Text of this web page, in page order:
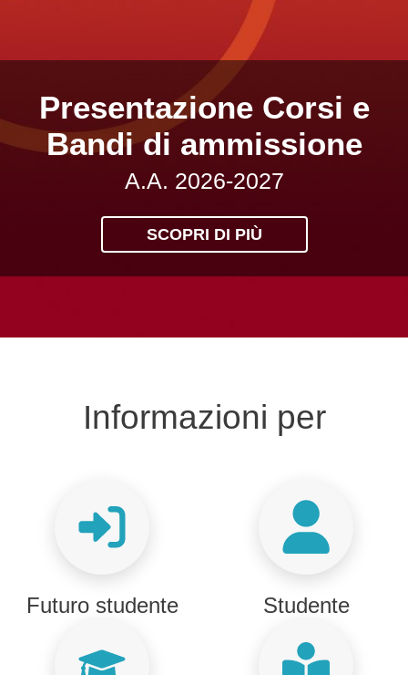
Presentazione Corsi e
Bandi di ammissione
A.A. 2026-2027
SCOPRI DI PIÙ
Titolo Informazioni per
Informazioni per
Futuro studente Studente